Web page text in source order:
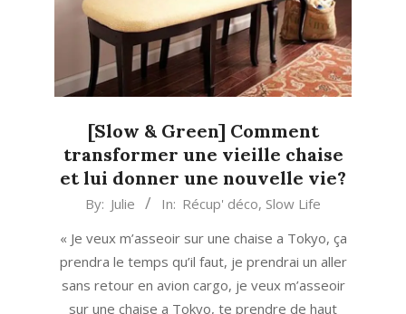
[Slow & Green] Comment
transformer une vieille chaise
et lui donner une nouvelle vie?
2022-
10
By: Julie In: Récup' déco, Slow Life
« Je veux m’asseoir sur une chaise a Tokyo, ça
prendra le temps qu’il faut, je prendrai un aller
sans retour en avion cargo, je veux m’asseoir
sur une chaise a Tokyo, te prendre de haut